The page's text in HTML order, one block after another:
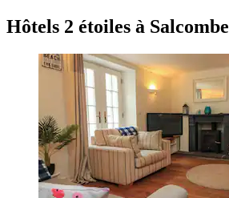
Hôtels 2 étoiles à Salcombe